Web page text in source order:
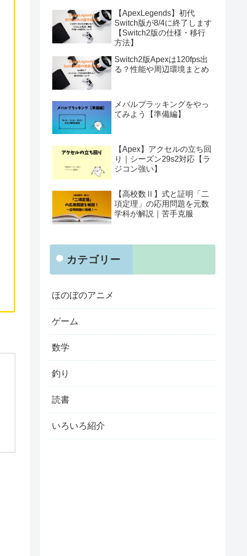
【ApexLegends】初代
Switch版が8/4に終了します
【Switch2版の仕様・移行
方法】
Switch2版Apexは120fps出
る？性能や周辺環境まとめ
メバルプラッキングをやっ
てみよう【準備編】
【Apex】アクセルの立ち回
り｜シーズン29s2対応【ラ
ジコン強い】
【高校数Ⅱ】式と証明「二
項定理」の応用問題を元数
学科が解説｜苦手克服
カテゴリー
ほのぼのアニメ
ゲーム
数学
釣り
読書
いろいろ紹介